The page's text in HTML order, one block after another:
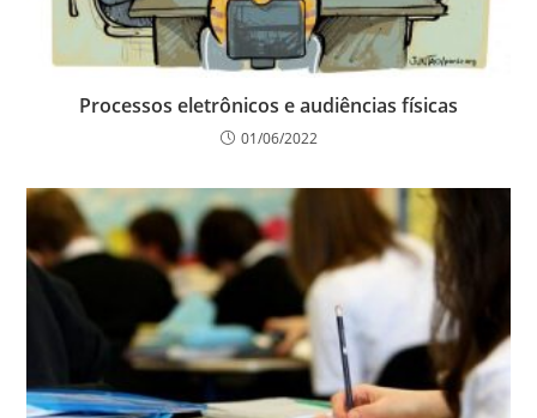
Processos eletrônicos e audiências físicas
01/06/2022